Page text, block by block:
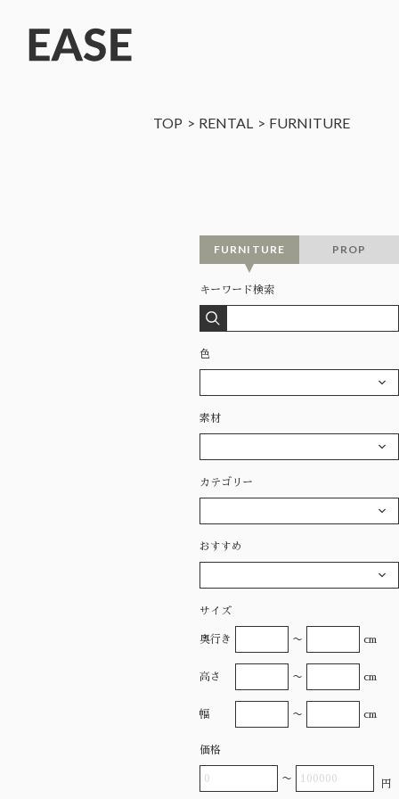
TOP RENTAL FURNITURE
FURNITURE PROP
キーワード検索
色
素材
カテゴリー
おすすめ
サイズ
奥行き 〜 cm
高さ 〜 cm
幅 〜 cm
価格
〜 円